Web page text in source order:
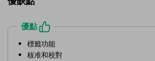
優點
標籤功能
核准和校對